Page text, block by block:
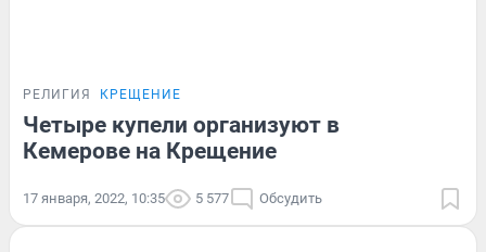
РЕЛИГИЯ КРЕЩЕНИЕ
Четыре купели организуют в
Кемерове на Крещение
17 января, 2022, 10:35 5 577 Обсудить